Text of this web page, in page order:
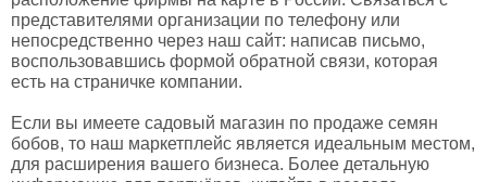
представителями организации по телефону или
непосредственно через наш сайт: написав письмо,
воспользовавшись формой обратной связи, которая
есть на страничке компании.
Если вы имеете садовый магазин по продаже семян
бобов, то наш маркетплейс является идеальным местом,
для расширения вашего бизнеса. Более детальную